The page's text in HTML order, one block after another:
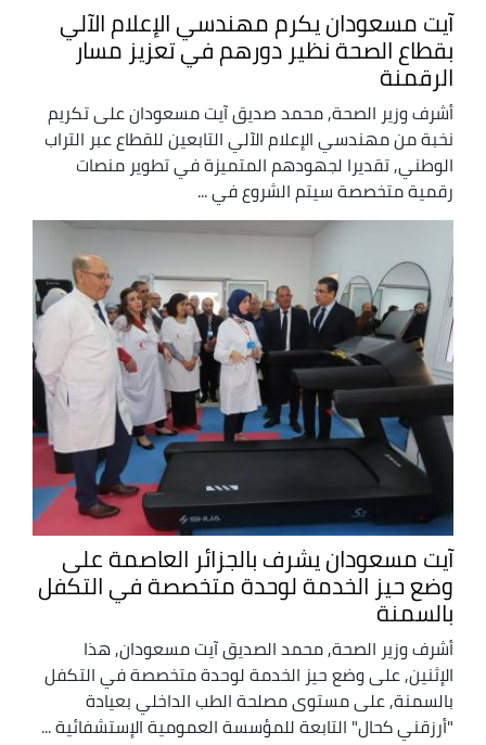
آيت مسعودان يكرم مهندسي الإعلام الآلي
بقطاع الصحة نظير دورهم في تعزيز مسار
الرقمنة
أشرف وزير الصحة, محمد صديق آيت مسعودان على تكريم
نخبة من مهندسي الإعلام الآلي التابعين للقطاع عبر التراب
الوطني, تقديرا لجهودهم المتميزة في تطوير منصات
رقمية متخصصة سيتم الشروع في ...
آيت مسعودان يشرف بالجزائر العاصمة على
وضع حيز الخدمة لوحدة متخصصة في التكفل
بالسمنة
أشرف وزير الصحة, محمد الصديق آيت مسعودان, هذا
الإثنين, على وضع حيز الخدمة لوحدة متخصصة في التكفل
بالسمنة, على مستوى مصلحة الطب الداخلي بعيادة
"أرزقني كحال" التابعة للمؤسسة العمومية الإستشفائية ...